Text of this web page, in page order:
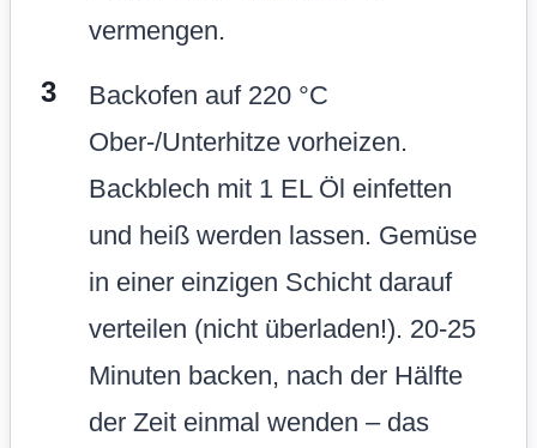
vermengen.
Backofen auf 220 °C
Ober-/Unterhitze vorheizen.
Backblech mit 1 EL Öl einfetten
und heiß werden lassen. Gemüse
in einer einzigen Schicht darauf
verteilen (nicht überladen!). 20-25
Minuten backen, nach der Hälfte
der Zeit einmal wenden – das